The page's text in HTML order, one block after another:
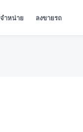
ำหน่าย ลงขายรถ